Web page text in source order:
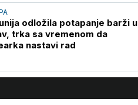
odložila potapanje barži u
trka sa vremenom da
nastavi rad